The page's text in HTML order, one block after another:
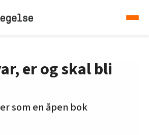
er og skal bli
som en åpen bok